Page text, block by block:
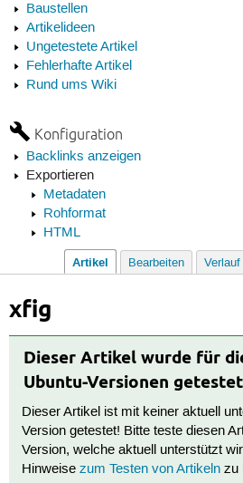
Baustellen
Artikelideen
Ungetestete Artikel
Fehlerhafte Artikel
Rund ums Wiki
Konfiguration
Backlinks anzeigen
Exportieren
Metadaten
Rohformat
HTML
Artikel Bearbeiten Verlauf
xfig
Dieser Artikel wurde für
Ubuntu-Versionen
Dieser Artikel ist mit keiner aktuell
Version getestet! Bitte teste diesen
Version, welche aktuell unterstützt
Hinweisezum Testen von Artikeln zu